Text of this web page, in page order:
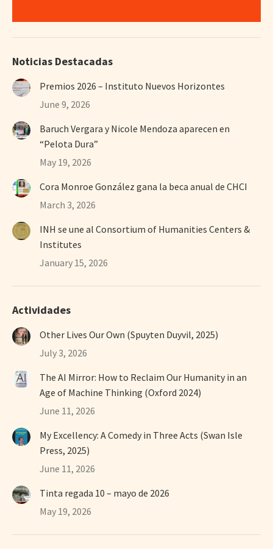
Noticias Destacadas
Premios 2026 – Instituto Nuevos Horizontes
June 9, 2026
Baruch Vergara y Nicole Mendoza aparecen en
“Pelota Dura”
May 19, 2026
Cora Monroe González gana la beca anual de CHCI
March 3, 2026
INH se une al Consortium of Humanities Centers &
Institutes
January 15, 2026
Actividades
Other Lives Our Own (Spuyten Duyvil, 2025)
July 3, 2026
The AI Mirror: How to Reclaim Our Humanity in an
Age of Machine Thinking (Oxford 2024)
June 11, 2026
My Excellency: A Comedy in Three Acts (Swan Isle
Press, 2025)
June 11, 2026
Tinta regada 10 – mayo de 2026
May 19, 2026